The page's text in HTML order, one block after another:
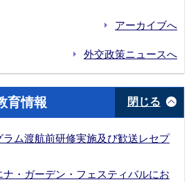
アーカイブへ
外交政策ニュースへ
育情報 閉じる
ラム渡航前研修実施及び歓送レセプ
ナ・ガーデン・フェスティバルにお